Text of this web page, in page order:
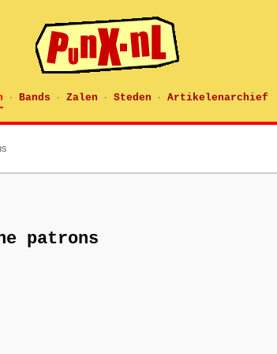
· Bands · Zalen · Steden · Artikelenarchief
patrons